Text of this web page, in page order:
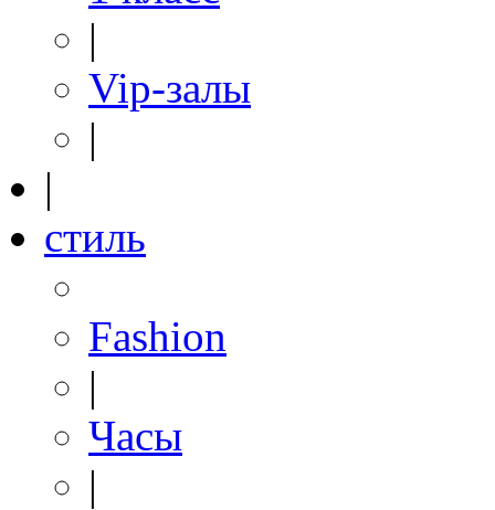
|
Vip-залы
|
|
стиль
Fashion
|
Часы
|